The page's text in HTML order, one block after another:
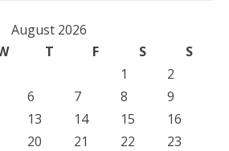
August 2026
T F S
S
1
2
6 7 8
9
13 14 15
16
20 21 22
23